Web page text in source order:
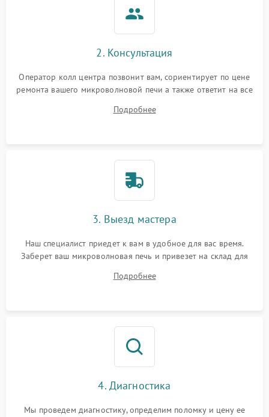
2. Консультация
Оператор колл центра позвонит вам, сориентирует по цене
ремонта вашего микроволновой печи а также ответит на все
Подробнее
3. Выезд мастера
Наш специалист приедет к вам в удобное для вас время.
Заберет ваш микроволновая печь и привезет на склад для
Подробнее
4. Диагностика
Мы проведем диагностику, определим поломку и цену ее